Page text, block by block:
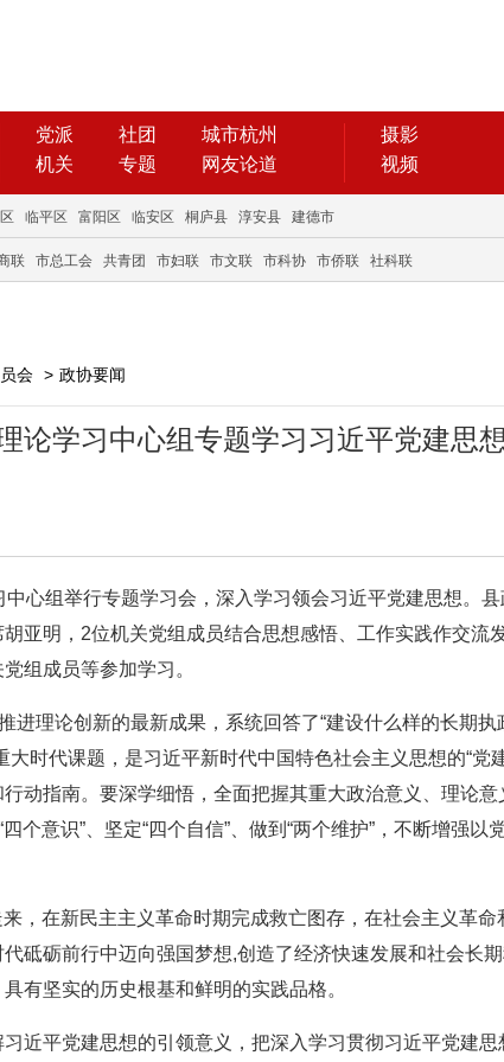
党派 社团
城市杭州
机关
专题 网友论道
摄影
视频
临平区 富阳区 临安区 桐庐县 淳安县 建德市
联 市总工会 共青团 市妇联 市文联 市科协 市侨联 社科联
会 > 政协要闻
论学习中心组专题学习习近平党建思想
心组举行专题学习会，深入学习领会习近平党建思想。
亚明，2位机关党组成员结合思想感悟、工作实践作交流
组成员等参加学习。
进理论创新的最新成果，系统回答了“建设什么样的长期执
时代课题，是习近平新时代中国特色社会主义思想的“党
动指南。要深学细悟，全面把握其重大政治意义、理论意
个意识”、坚定“四个自信”、做到“两个维护”，不断增强以
，在新民主主义革命时期完成救亡图存，在社会主义革命
砥砺前行中迈向强国梦想,创造了经济快速发展和社会长
有坚实的历史根基和鲜明的实践品格。
近平党建思想的引领意义，把深入学习贯彻习近平党建